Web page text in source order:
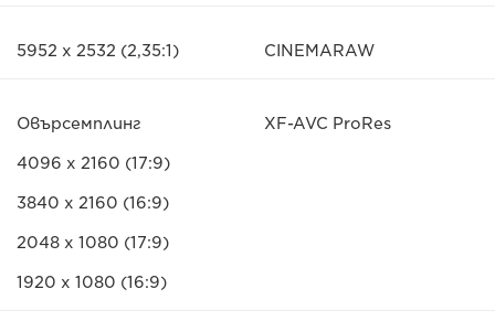
5952 x 2532 (2,35:1) CINEMARAW
Овърсемплинг
4096 x 2160 (17:9)
3840 x 2160 (16:9)
2048 x 1080 (17:9)
1920 x 1080 (16:9)
XF-AVC ProRes